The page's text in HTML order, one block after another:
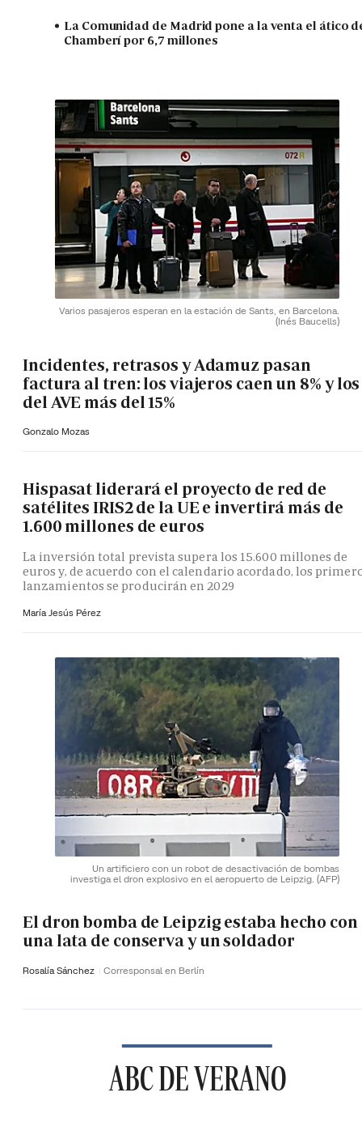
La Comunidad de Madrid pone a la venta el ático
Chamberí por 6,7 millones
Varios pasajeros esperan en la estación de Sants, en Barcelona.
(Inés Baucells)
Incidentes, retrasos y Adamuz pasan
factura al tren: los viajeros caen un 8% y los
del AVE más del 15%
Gonzalo Mozas
Hispasat liderará el proyecto de red de
satélites IRIS2 de la UE e invertirá más de
1.600 millones de euros
La inversión total prevista supera los 15.600 millones de
euros y, de acuerdo con el calendario acordado, los
lanzamientos se producirán en 2029
María Jesús Pérez
Un artificiero con un robot de desactivación de bombas
investiga el dron explosivo en el aeropuerto de Leipzig. (AFP)
El dron bomba de Leipzig estaba hecho con
una lata de conserva y un soldador
Rosalía Sánchez Corresponsal en Berlín
ABC DE VERANO